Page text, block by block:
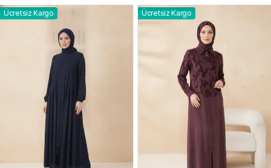
Ücretsiz Kargo Ücretsiz Kargo